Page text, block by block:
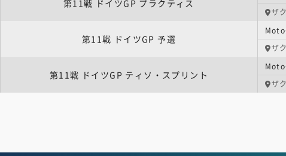
第11戦 ドイツGP プラクティス
ザ
第11戦 ドイツGP 予選
ザ
第11戦 ドイツGP ティソ・スプリント
ザ